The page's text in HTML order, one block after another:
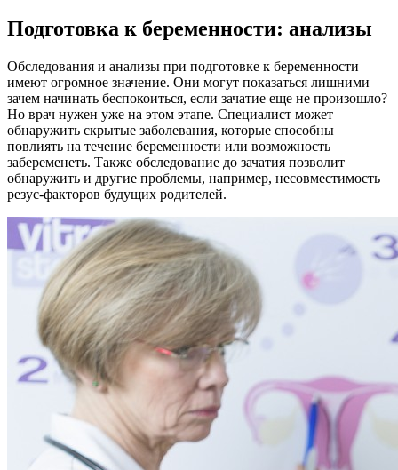
Подготовка к беременности: анализы
Обследования и анализы при подготовке к беременности
имеют огромное значение. Они могут показаться лишними –
зачем начинать беспокоиться, если зачатие еще не произошло?
Но врач нужен уже на этом этапе. Специалист может
обнаружить скрытые заболевания, которые способны
повлиять на течение беременности или возможность
забеременеть. Также обследование до зачатия позволит
обнаружить и другие проблемы, например, несовместимость
резус-факторов будущих родителей.